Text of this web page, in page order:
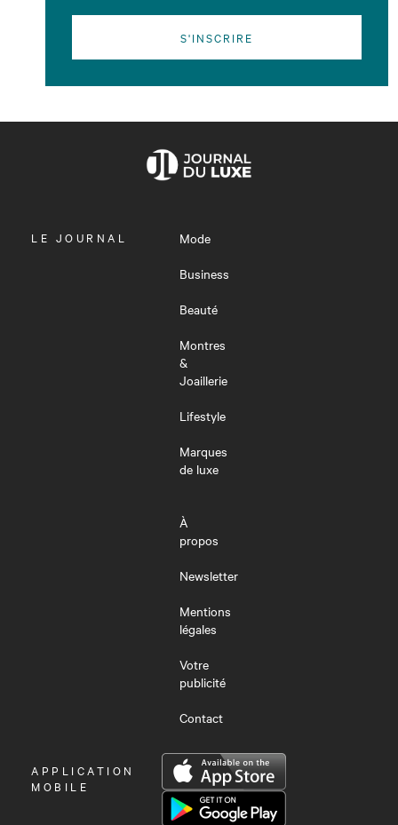
S'INSCRIRE
OUVRIR
LE JOURNAL
Mode
Business
Beauté
Montres
&
Joaillerie
Lifestyle
Marques
de luxe
À
propos
Newsletter
Mentions
légales
Votre
publicité
Contact
OUVRIR
LE
APPLICATION
MOBILE